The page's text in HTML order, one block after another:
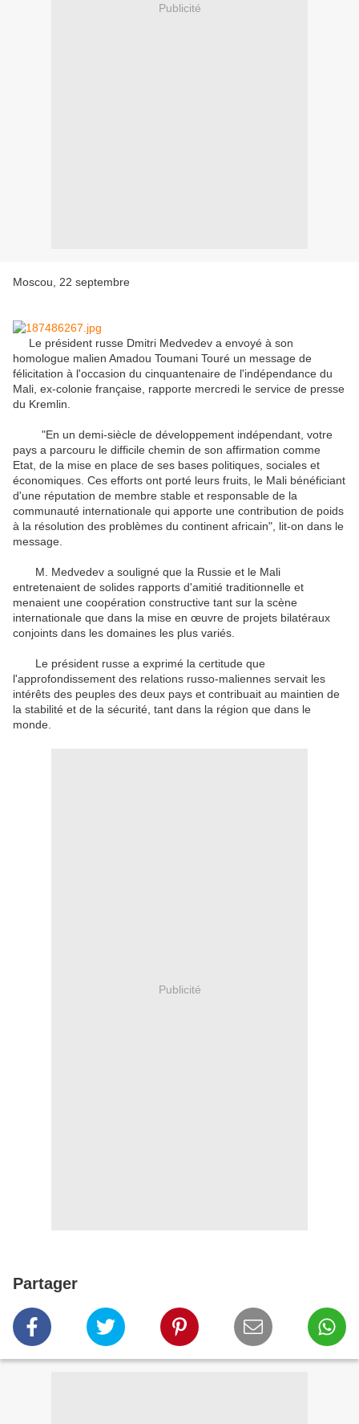
Publicité
Moscou, 22 septembre
Le président russe Dmitri Medvedev a envoyé à son
homologue malien Amadou Toumani Touré un message de
félicitation à l'occasion du cinquantenaire de l'indépendance du
Mali, ex-colonie française, rapporte mercredi le service de presse
du Kremlin.
"En un demi-siècle de développement indépendant, votre
pays a parcouru le difficile chemin de son affirmation comme
Etat, de la mise en place de ses bases politiques, sociales et
économiques. Ces efforts ont porté leurs fruits, le Mali bénéficiant
d'une réputation de membre stable et responsable de la
communauté internationale qui apporte une contribution de poids
à la résolution des problèmes du continent africain", lit-on dans le
message.
M. Medvedev a souligné que la Russie et le Mali
entretenaient de solides rapports d'amitié traditionnelle et
menaient une coopération constructive tant sur la scène
internationale que dans la mise en œuvre de projets bilatéraux
conjoints dans les domaines les plus variés.
Le président russe a exprimé la certitude que
l'approfondissement des relations russo-maliennes servait les
intérêts des peuples des deux pays et contribuait au maintien de
la stabilité et de la sécurité, tant dans la région que dans le
monde.
Publicité
Partager